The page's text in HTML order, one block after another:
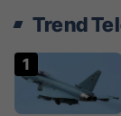
Trend